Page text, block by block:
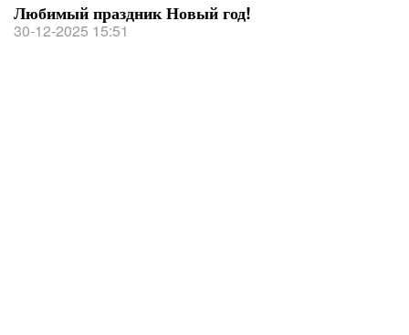
Любимый праздник Новый год!
30-12-2025 15:51